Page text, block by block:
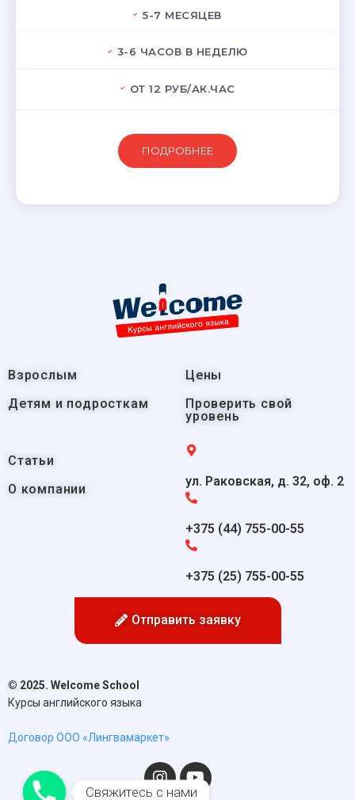
5-7 МЕСЯЦЕВ
3-6 ЧАСОВ В НЕДЕЛЮ
ОТ 12 РУБ/АК.ЧАС
ПОДРОБНЕЕ
Взрослым
Детям и подросткам
Цены
Проверить свой
уровень
Статьи
О компании
ул. Раковская, д. 32, оф. 2
+375 (44) 755-00-55
+375 (25) 755-00-55
Отправить заявку
© 2025. Welcome School
Курсы английского языка
Договор ООО «Лингвамаркет»
Свяжитесь с нами